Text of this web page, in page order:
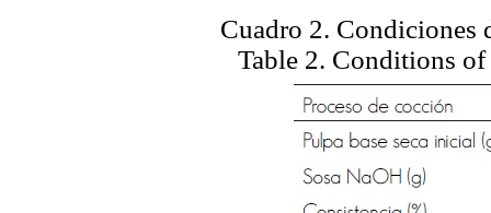
Cuadro 2. Condiciones
Table 2. Conditions